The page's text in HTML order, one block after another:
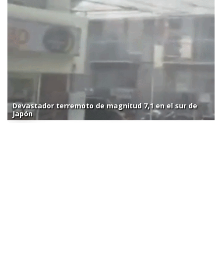
Devastador terremoto de magnitud 7,1 en el sur de
Japón